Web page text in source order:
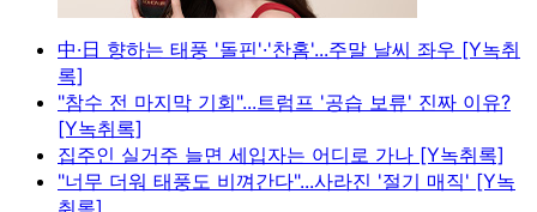
中·日 향하는 태풍 '돌핀'·'찬홈'...주말 날씨 좌우 [Y녹취
록]
"참수 전 마지막 기회"...트럼프 '공습 보류' 진짜 이유?
[Y녹취록]
집주인 실거주 늘면 세입자는 어디로 가나 [Y녹취록]
"너무 더워 태풍도 비껴간다"...사라진 '절기 매직' [Y녹